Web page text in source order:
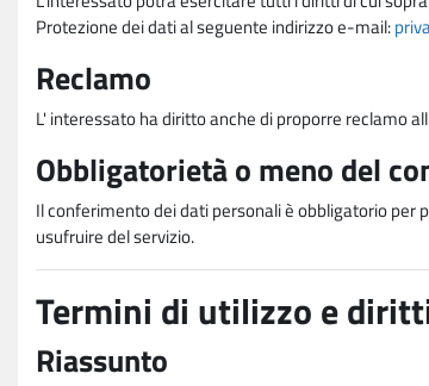
Protezione dei dati al seguente indirizzo e-mail:
Reclamo
L' interessato ha diritto anche di proporre reclamo
Obbligatorietà o meno del
Il conferimento dei dati personali è obbligatorio
usufruire del servizio.
Termini di utilizzo e
Riassunto